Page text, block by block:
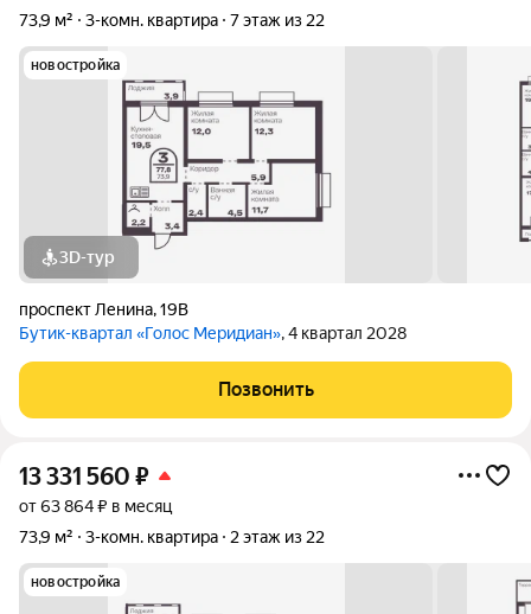
73,9 м²
3-комн. квартира 7 этаж из 22
новостройка
3D-тур
проспект Ленина,19В
Бутик-квартал «Голос Меридиан», 4 квартал 2028
Позвонить
13 331 560 ₽
от 63 864 ₽ в месяц
73,9 м²
3-комн. квартира 2 этаж из 22
новостройка